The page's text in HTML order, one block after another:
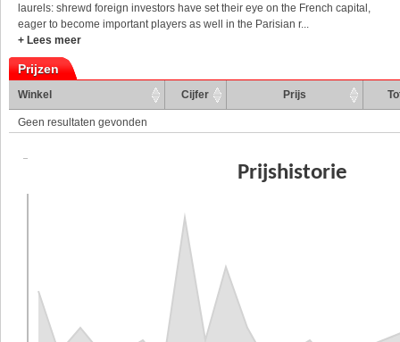
laurels: shrewd foreign investors have set their eye on the French capital,
eager to become important players as well in the Parisian r...
+ Lees meer
Prijzen
Winkel Cijfer Prijs
Geen resultaten gevonden